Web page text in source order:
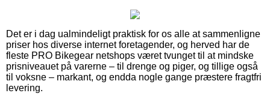
Det er i dag ualmindeligt praktisk for os alle at sammenligne
priser hos diverse internet foretagender, og herved har de
fleste PRO Bikegear netshops været tvunget til at mindske
prisniveauet på varerne – til drenge og piger, og tillige også
til voksne – markant, og endda nogle gange præstere fragtfri
levering.